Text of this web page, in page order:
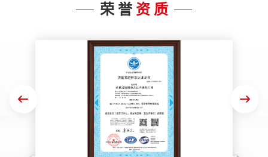
荣 誉资 质